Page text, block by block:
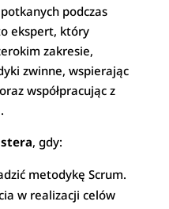
podczas
ekspert, który
zakresie,
zwinne, wspierając
współpracując z
, gdy:
metodykę Scrum.
w realizacji celów